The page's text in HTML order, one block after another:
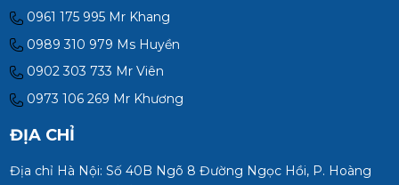
0961 175 995 Mr Khang
0989 310 979 Ms Huyền
0902 303 733 Mr Viên
0973 106 269 Mr Khương
ĐỊA CHỈ
Địa chỉ Hà Nội: Số 40B Ngõ 8 Đường Ngọc Hồi, P. Hoàng